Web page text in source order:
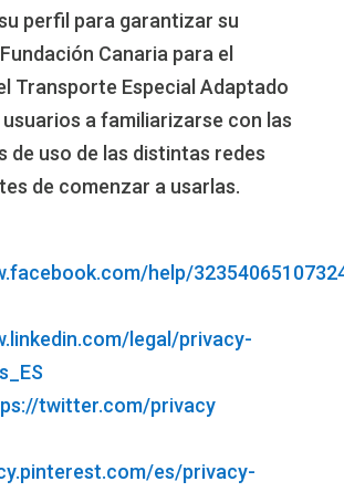
perfil para garantizar su
Canaria para el
Transporte Especial Adaptado
usuarios a familiarizarse con las
de uso de las distintas redes
de comenzar a usarlas.
help/
legal/privacy-
twitter.com/privacy
es/privacy-